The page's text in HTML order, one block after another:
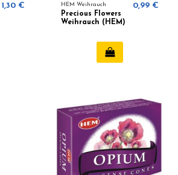
1,30 € HEM Weihrauch
Precious Flowers
Weihrauch (HEM)
0,99 €